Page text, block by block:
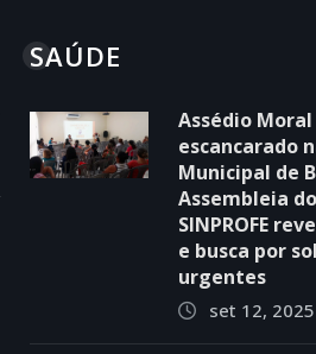
SAÚDE
Assédio Moral
escancarado
Municipal de
Assembleia do
SINPROFE
e busca por
urgentes
set 12, 2025